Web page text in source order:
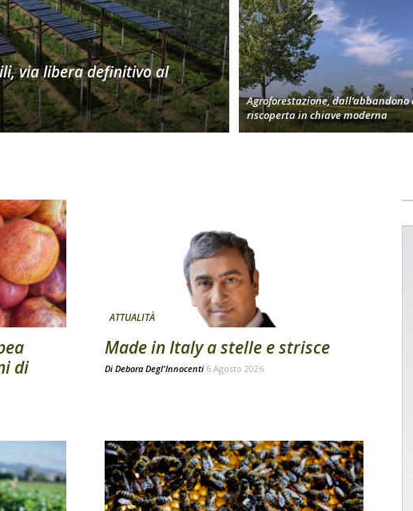
via libera definitivo al
Agroforestazione,
riscoperta in chiave moderna
di
ATTUALITÀ
Made in Italy a stelle e strisce
Di Debora Degl'Innocenti 6 Agosto 2026